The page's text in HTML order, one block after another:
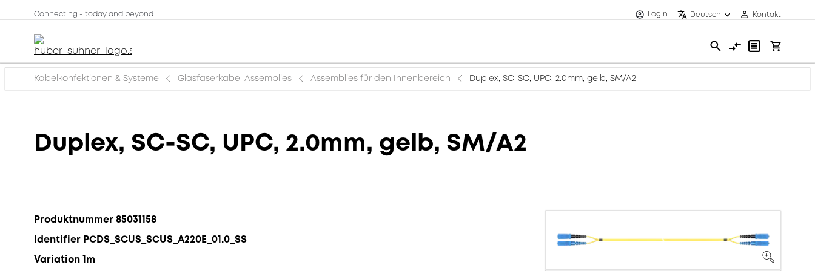
Connecting - today and beyond Login Deutsch Kontakt
Kabelkonfektionen & Systeme Glasfaserkabel Assemblies Assemblies für den Innenbereich Duplex, SC-SC, UPC, 2.0mm, gelb, SM/A2
Duplex, SC-SC, UPC, 2.0mm, gelb, SM/A2
Produktnummer 85031158
Identifier PCDS_SCUS_SCUS_A220E_01.0_SS
Variation 1m